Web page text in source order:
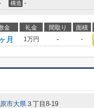
構造 -
金 礼金 間取り 面積
月 1万円 - -
市大県 ３丁目8-19